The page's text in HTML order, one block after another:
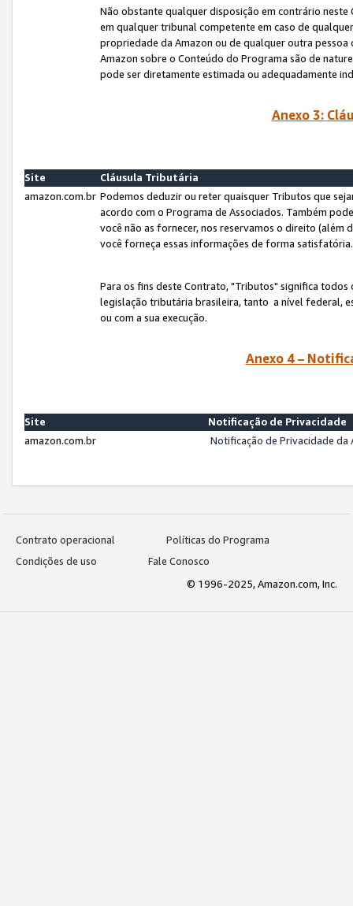
Não obstante qualquer disposição em contrário
em qualquer tribunal competente em caso de
propriedade da Amazon ou de qualquer outra
Amazon sobre o Conteúdo do Programa são de
pode ser diretamente estimada ou adequadamente
Anexo 3:
Site
Cláusula Tributária
amazon.com.br Podemos deduzir ou reter quaisquer Tributos que
acordo com o Programa de Associados. Também
você não as fornecer, nos reservamos o direito (além
você forneça essas informações de forma
Para os fins deste Contrato, "Tributos" significa
legislação tributária brasileira, tanto a nível federal,
ou com a sua execução.
Anexo 4 –
Site
Notificação de Privacidade
amazon.com.br
Notificação de Privacidade
Contrato operacional
Políticas do Programa
Condições de uso
Fale Conosco
© 1996-2025, Amazon.com, Inc.